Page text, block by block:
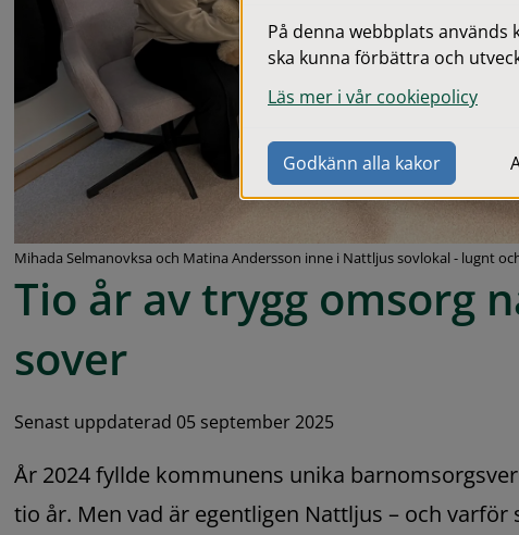
Mihada Selmanovksa och Matina Andersson inne i Nattljus sovlokal - lugnt
Tio år av trygg omsorg
sover
Senast uppdaterad 05 september 2025
År 2024 fyllde kommunens unika
tio år. Men vad är egentligen Nattljus – och varför
På denna webbplats
ska kunna förbättra och
Läs mer i vår cookiepolicy
Godkänn alla kakor